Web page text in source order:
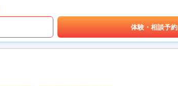
体験・相談予約